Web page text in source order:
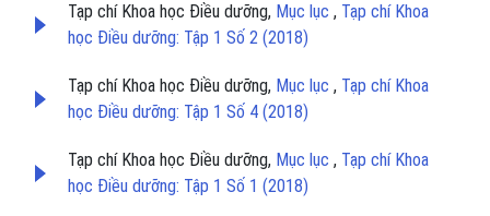
Tạp chí Khoa học Điều dưỡng, Mục lục , Tạp chí Khoa
học Điều dưỡng: Tập 1 Số 2 (2018)
Tạp chí Khoa học Điều dưỡng, Mục lục , Tạp chí Khoa
học Điều dưỡng: Tập 1 Số 4 (2018)
Tạp chí Khoa học Điều dưỡng, Mục lục , Tạp chí Khoa
học Điều dưỡng: Tập 1 Số 1 (2018)